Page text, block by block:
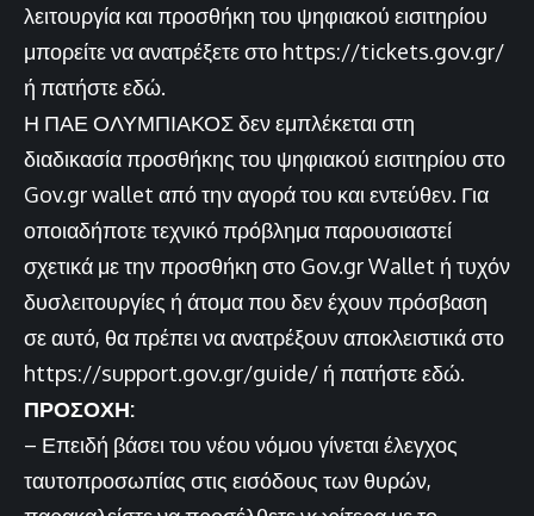
λειτουργία και προσθήκη του ψηφιακού εισιτηρίου
μπορείτε να ανατρέξετε στο https://tickets.gov.gr/
ή πατήστε εδώ.
Η ΠΑΕ ΟΛΥΜΠΙΑΚΟΣ δεν εμπλέκεται στη
διαδικασία προσθήκης του ψηφιακού εισιτηρίου στο
Gov.gr wallet από την αγορά του και εντεύθεν. Για
οποιαδήποτε τεχνικό πρόβλημα παρουσιαστεί
σχετικά με την προσθήκη στο Gov.gr Wallet ή τυχόν
δυσλειτουργίες ή άτομα που δεν έχουν πρόσβαση
σε αυτό, θα πρέπει να ανατρέξουν αποκλειστικά στο
https://support.gov.gr/guide/ ή πατήστε εδώ.
ΠΡΟΣΟΧΗ:
– Επειδή βάσει του νέου νόμου γίνεται έλεγχος
ταυτοπροσωπίας στις εισόδους των θυρών,